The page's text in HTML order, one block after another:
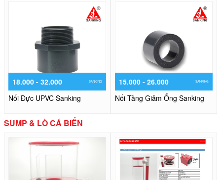
18.000 - 32.000 SANKING
Nối Đực UPVC Sanking
15.000 - 26.000 SANKING
Nối Tăng Giảm Ống Sanking
SUMP & LÒ CÁ BIỂN